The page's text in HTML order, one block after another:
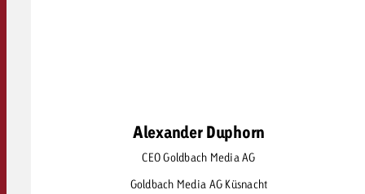
Alexander Duphorn
CEO Goldbach Media AG
Goldbach Media AG Küsnacht
Alexander Duphorn
alexander.duphorn@goldbach.com